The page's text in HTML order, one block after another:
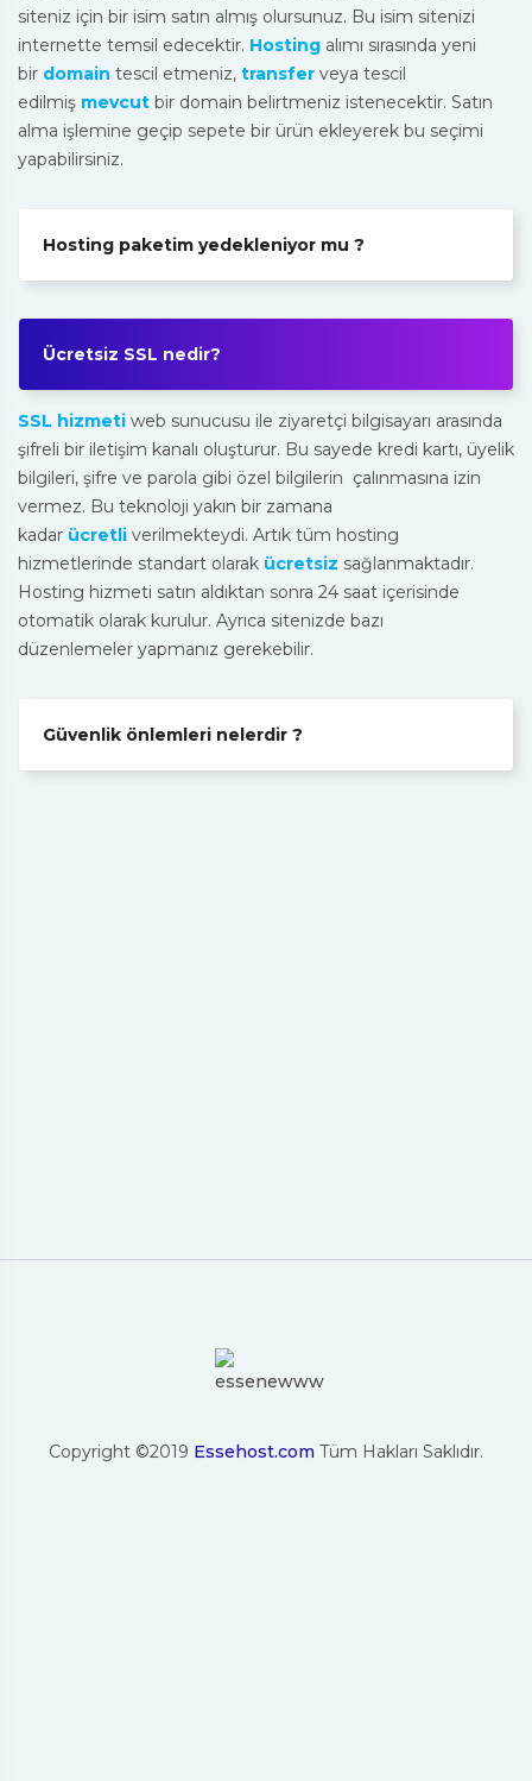
siteniz için bir isim satın almış olursunuz. Bu isim sitenizi
internette temsil edecektir. Hosting alımı sırasında yeni
bir domain tescil etmeniz, transfer veya tescil
edilmiş mevcut bir domain belirtmeniz istenecektir. Satın
alma işlemine geçip sepete bir ürün ekleyerek bu seçimi
yapabilirsiniz.
Hosting paketim yedekleniyor mu ?
Ücretsiz SSL nedir?
SSL hizmeti web sunucusu ile ziyaretçi bilgisayarı arasında
şifreli bir iletişim kanalı oluşturur. Bu sayede kredi kartı, üyelik
bilgileri, şifre ve parola gibi özel bilgilerin çalınmasına izin
vermez. Bu teknoloji yakın bir zamana
kadar ücretli verilmekteydi. Artık tüm hosting
hizmetlerinde standart olarak ücretsiz sağlanmaktadır.
Hosting hizmeti satın aldıktan sonra 24 saat içerisinde
otomatik olarak kurulur. Ayrıca sitenizde bazı
düzenlemeler yapmanız gerekebilir.
Güvenlik önlemleri nelerdir ?
Copyright ©2019 Essehost.com Tüm Hakları Saklıdır.